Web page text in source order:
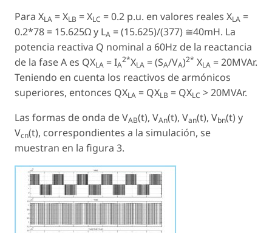
Para XLA = XLB = XLC = 0.2 p.u. en valores reales XLA =
0.2*78 = 15.625Ω y LA = (15.625)/(377) ≅40mH. La
potencia reactiva Q nominal a 60Hz de la reactancia
de la fase A es QXLA = IA
2*XLA = (SA/VA)2* XLA = 20MVAr.
Teniendo en cuenta los reactivos de armónicos
superiores, entonces QXLA = QXLB = QXLC > 20MVAr.
Las formas de onda de VAB(t), VAn(t), Van(t), Vbn(t) y
Vcn(t), correspondientes a la simulación, se
muestran en la figura 3.